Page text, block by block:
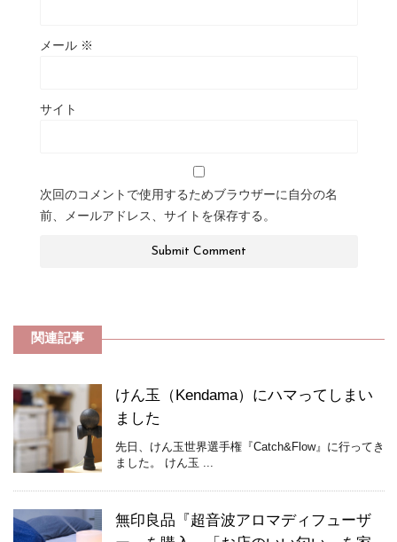
メール ※
サイト
次回のコメントで使用するためブラウザーに自分の名
前、メールアドレス、サイトを保存する。
関連記事
けん玉（Kendama）にハマってしまい
ました
先日、けん玉世界選手権『Catch&Flow』に行ってき
ました。 けん玉 ...
無印良品『超音波アロマディフューザ